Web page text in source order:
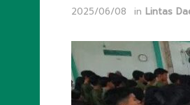
2025/06/08 in Lintas